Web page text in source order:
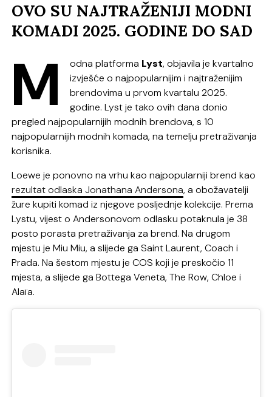
OVO SU NAJTRAŽENIJI MODNI
KOMADI 2025. GODINE DO SAD
M odna platforma Lyst, objavila je kvartalno
izvješće o najpopularnijim i najtraženijim
brendovima u prvom kvartalu 2025.
godine. Lyst je tako ovih dana donio
pregled najpopularnijih modnih brendova, s 10
najpopularnijih modnih komada, na temelju pretraživanja
korisnika.
Loewe je ponovno na vrhu kao najpopularniji brend kao
rezultat odlaska Jonathana Andersona, a obožavatelji
žure kupiti komad iz njegove posljednje kolekcije. Prema
Lystu, vijest o Andersonovom odlasku potaknula je 38
posto porasta pretraživanja za brend. Na drugom
mjestu je Miu Miu, a slijede ga Saint Laurent, Coach i
Prada. Na šestom mjestu je COS koji je preskočio 11
mjesta, a slijede ga Bottega Veneta, The Row, Chloe i
Alaïa.